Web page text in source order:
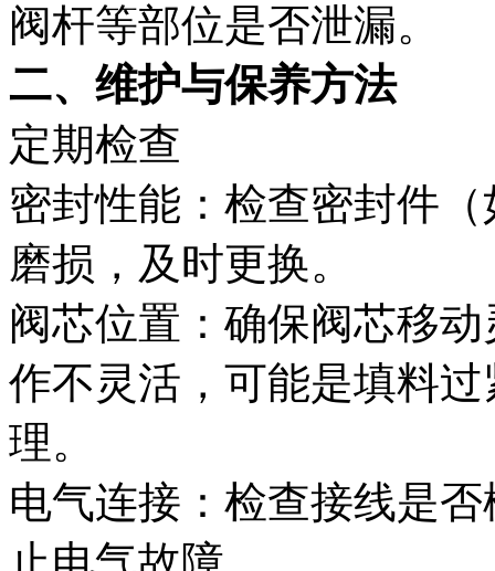
阀杆等部位是否泄漏。
二、维护与保养方法‌
定期检查‌
密封性能‌：检查密封件
磨损，及时更换。
阀芯位置‌：确保阀芯移
作不灵活，可能是填料
理。
电气连接‌：检查接线是